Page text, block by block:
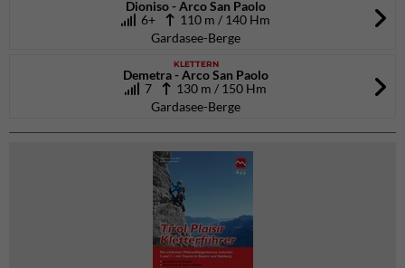
Dioniso - Arco San Paolo
6+
110 m / 140 Hm
Gardasee-Berge
KLETTERN
Demetra - Arco San Paolo
7
130 m / 150 Hm
Gardasee-Berge